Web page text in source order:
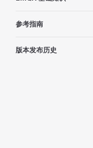
参考指南
版本发布历史